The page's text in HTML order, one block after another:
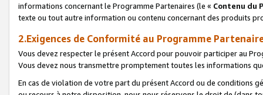
informations concernant le Programme Partenaires (le « Contenu du
texte ou tout autre information ou contenu concernant des produits
2.Exigences de Conformité au Programme
Vous devez respecter le présent Accord pour pouvoir participer au
Vous devez nous transmettre promptement toutes les informations
En cas de violation de votre part du présent Accord ou de conditions